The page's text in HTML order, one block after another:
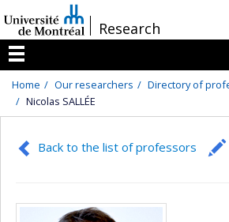
au
contenu
/Research
Menu
Home Our researchers
Directory of
Nicolas SALLÉE
Back to the list of professors